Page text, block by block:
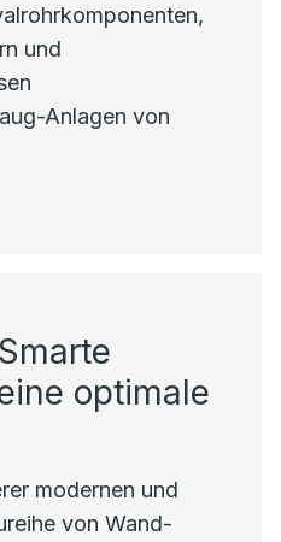
und
Anlagen von
optimale
modernen und
von Wand-